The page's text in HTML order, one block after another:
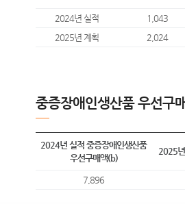
2024년 실적
1,043
2025년 계획
2,024
중증장애인생산품 우선구
2024년 실적 중증장애인생산품
우선구매액(b)
2025
7,896